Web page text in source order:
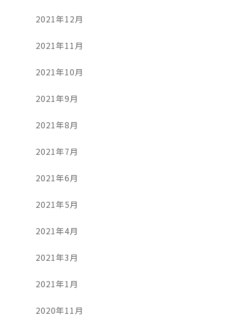
2021年12月
2021年11月
2021年10月
2021年9月
2021年8月
2021年7月
2021年6月
2021年5月
2021年4月
2021年3月
2021年1月
2020年11月